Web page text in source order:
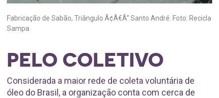
Fabricação de Sabão, Triângulo Ã¢Â€Â“ Santo André. Foto: Recicla
Sampa
PELO COLETIVO
Considerada a maior rede de coleta voluntária de
óleo do Brasil, a organização conta com cerca de